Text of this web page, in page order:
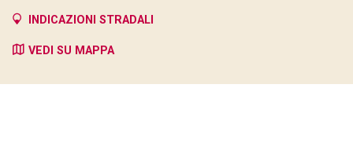
INDICAZIONI STRADALI
VEDI SU MAPPA